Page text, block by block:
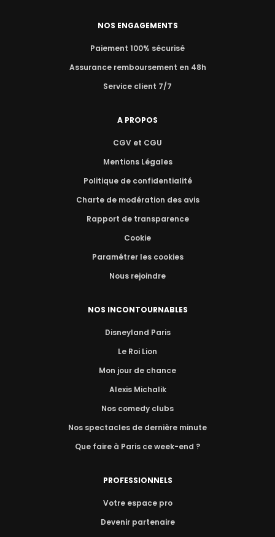
NOS ENGAGEMENTS
Paiement 100% sécurisé
Assurance remboursement en 48h
Service client 7/7
A PROPOS
CGV et CGU
Mentions Légales
Politique de confidentialité
Charte de modération des avis
Rapport de transparence
Cookie
Paramétrer les cookies
Nous rejoindre
NOS INCONTOURNABLES
Disneyland Paris
Le Roi Lion
Mon jour de chance
Alexis Michalik
Nos comedy clubs
Nos spectacles de dernière minute
Que faire à Paris ce week-end ?
PROFESSIONNELS
Votre espace pro
Devenir partenaire